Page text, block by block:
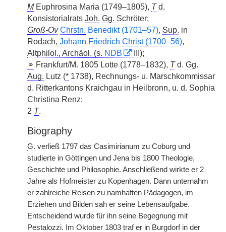
MEuphrosina Maria (1749–1805), Td.
Konsistorialrats Joh. Gg. Schröter;
Groß-Ov Chrstn. Benedikt (1701–57), Sup. in
Rodach, Johann Friedrich Christ (1700–56),
Altphilol., Archäol. (s. NDB III);
⚭ Frankfurt/M. 1805 Lotte (1778–1832), Td. Gg.
Aug. Lutz (* 1738), Rechnungs- u. Marschkommissar
d. Ritterkantons Kraichgau in Heilbronn, u. d. Sophia
Christina Renz;
2 T.
Biography
G. verließ 1797 das Casimirianum zu Coburg und
studierte in Göttingen und Jena bis 1800 Theologie,
Geschichte und Philosophie. Anschließend wirkte er 2
Jahre als Hofmeister zu Kopenhagen. Dann unternahm
er zahlreiche Reisen zu namhaften Pädagogen, im
Erziehen und Bilden sah er seine Lebensaufgabe.
Entscheidend wurde für ihn seine Begegnung mit
Pestalozzi. Im Oktober 1803 traf er in Burgdorf in der